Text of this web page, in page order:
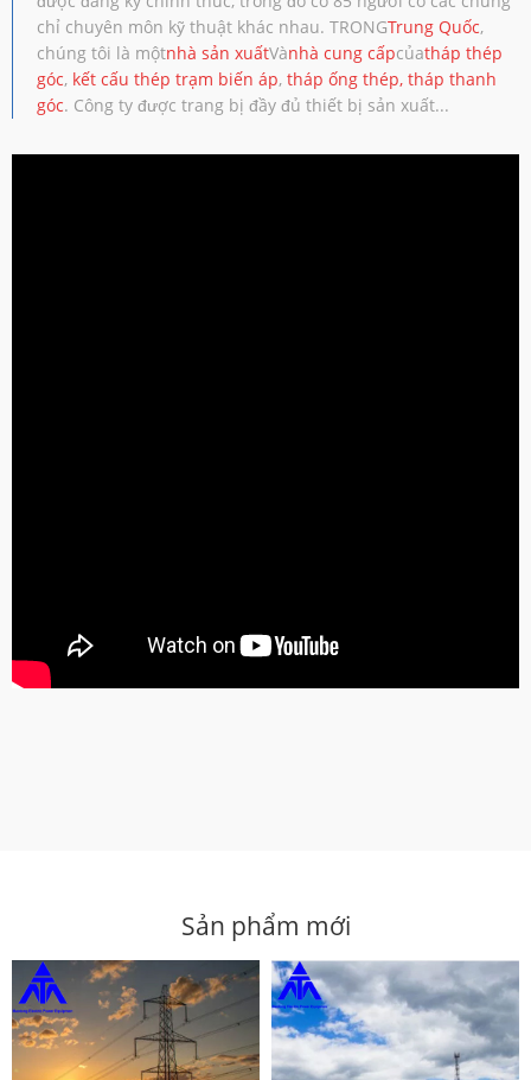
chỉ chuyên môn kỹ thuật khác nhau. TRONGTrung Quốc,
chúng tôi là mộtnhà sản xuấtVànhà cung cấpcủatháp thép
góc, kết cấu thép trạm biến áp, tháp ống thép, tháp thanh
góc. Công ty được trang bị đầy đủ thiết bị sản xuất...
Sản phẩm mới